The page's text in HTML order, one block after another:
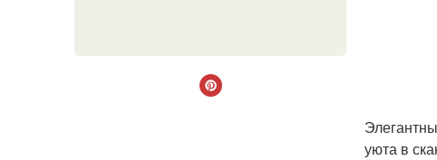
уюта в